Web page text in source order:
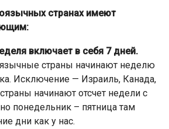
странах имеют
включает в себя 7 дней.
страны начинают неделю
Исключение — Израиль, Канада,
начинают отсчет недели с
понедельник – пятница там
дни как у нас.